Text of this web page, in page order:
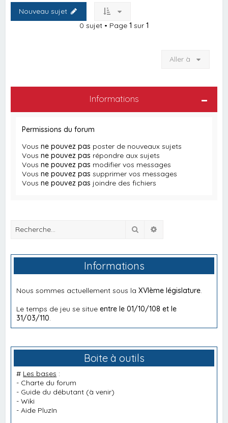
Nouveau sujet
0 sujet • Page 1 sur 1
Aller à
Informations
Permissions du forum
Vousne pouvez pas poster de nouveaux sujets
Vousne pouvez pas répondre aux sujets
Vousne pouvez pas modifier vos messages
Vousne pouvez pas supprimer vos messages
Vousne pouvez pas joindre des fichiers
Rechercher
Informations
Nous sommes actuellement sous laXVIème législature
Le temps de jeu se situeentre le 01/10/108 et le
31/03/110
Boite à outils
# Les bases :
- Charte du forum
- Guide du débutant (à venir)
-Wiki
-Aide PluzIn